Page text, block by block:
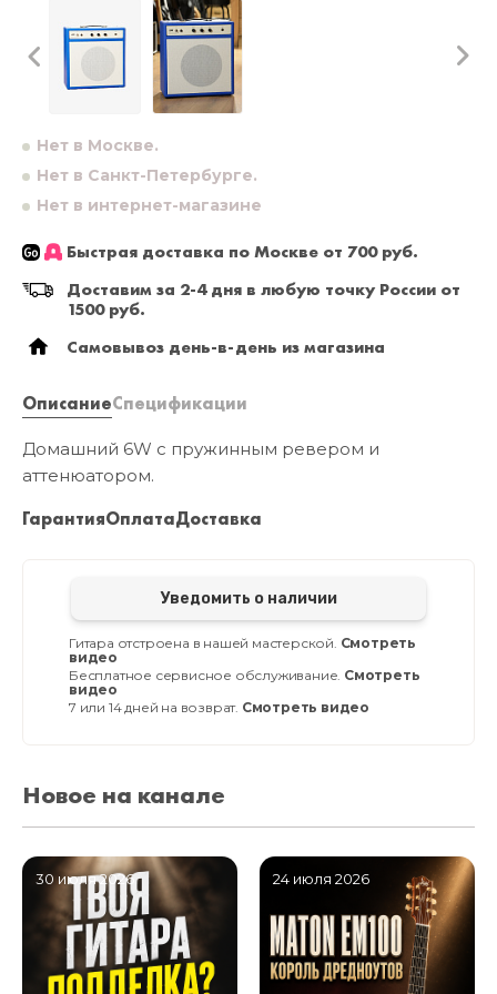
Нет в Москве.
Нет в Санкт-Петербурге.
Нет в интернет-магазине
Быстрая доставка по Москве от 700 руб.
Доставим за 2-4 дня в любую точку России от
1500 руб.
Самовывоз день-в-день из магазина
ОписаниеСпецификации
Домашний 6W с пружинным ревером и
аттенюатором.
ГарантияОплатаДоставка
Уведомить о наличии
Гитара отстроена в нашей мастерской. Смотреть
видео
Бесплатное сервисное обслуживание. Смотреть
видео
7 или 14 дней на возврат. Смотреть видео
Новое на канале
30 июля 2026 24 июля 2026